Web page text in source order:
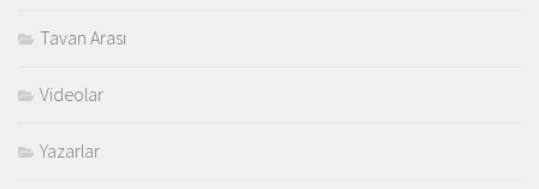
Tavan Arası
Videolar
Yazarlar